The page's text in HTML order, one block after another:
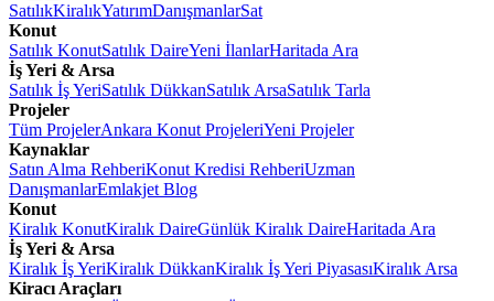
SatılıkKiralıkYatırımDanışmanlarSat
Konut
Satılık KonutSatılık DaireYeni İlanlarHaritada Ara
İş Yeri & Arsa
Satılık İş YeriSatılık DükkanSatılık ArsaSatılık Tarla
Projeler
Tüm ProjelerAnkara Konut ProjeleriYeni Projeler
Kaynaklar
Satın Alma RehberiKonut Kredisi RehberiUzman
DanışmanlarEmlakjet Blog
Konut
Kiralık KonutKiralık DaireGünlük Kiralık DaireHaritada Ara
İş Yeri & Arsa
Kiralık İş YeriKiralık DükkanKiralık İş Yeri PiyasasıKiralık Arsa
Kiracı Araçları